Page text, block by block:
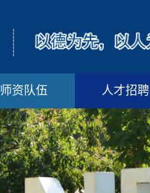
师资队伍 人才招聘